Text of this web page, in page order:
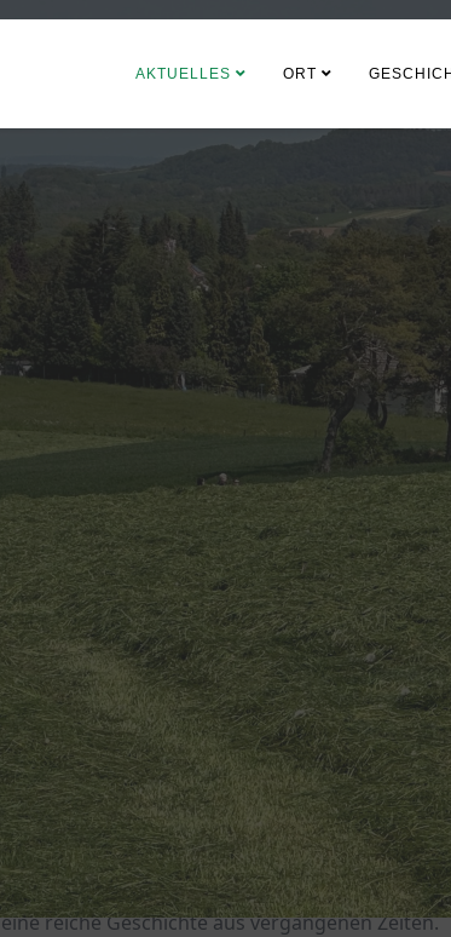
AKTUELLES ORT
Es ist uns eine Freude, dass Sie den Weg auf
gefunden haben.
Weyer offenbart nicht nur den geografischen
Kreises Euskirchen, sondern birgt eine
die von der Steinzeit bis zur Gegenwart reicht.
Hier möchten wir Sie umfassend über unseren
Ort in der Eifel informieren. Neben den
festlichen Momenten und Impressionen erzählt
eine reiche Geschichte aus vergangenen Zeiten.